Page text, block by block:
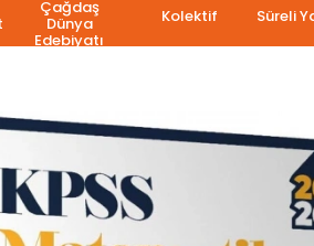
Çağdaş
Dünya
Edebiyatı
Kolektif Süreli